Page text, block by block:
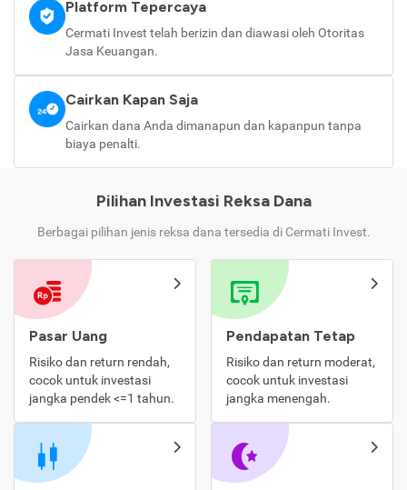
Platform Tepercaya
Cermati Invest telah berizin dan diawasi oleh Otoritas
Jasa Keuangan.
Cairkan Kapan Saja
Cairkan dana Anda dimanapun dan kapanpun tanpa
biaya penalti.
Pilihan Investasi Reksa Dana
Berbagai pilihan jenis reksa dana tersedia di Cermati Invest.
Pasar Uang
Risiko dan return rendah,
cocok untuk investasi
jangka pendek <=1 tahun.
Pendapatan Tetap
Risiko dan return moderat,
cocok untuk investasi
jangka menengah.